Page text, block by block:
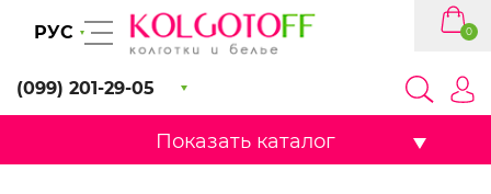
РУС
(099) 201-29-05
0
Показать каталог